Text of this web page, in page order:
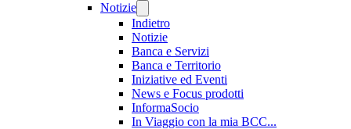
Notizie
Indietro
Notizie
Banca e Servizi
Banca e Territorio
Iniziative ed Eventi
News e Focus prodotti
InformaSocio
In Viaggio con la mia BCC...